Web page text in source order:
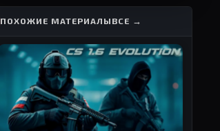
ПОХОЖИЕ МАТЕРИАЛЫ ВСЕ →